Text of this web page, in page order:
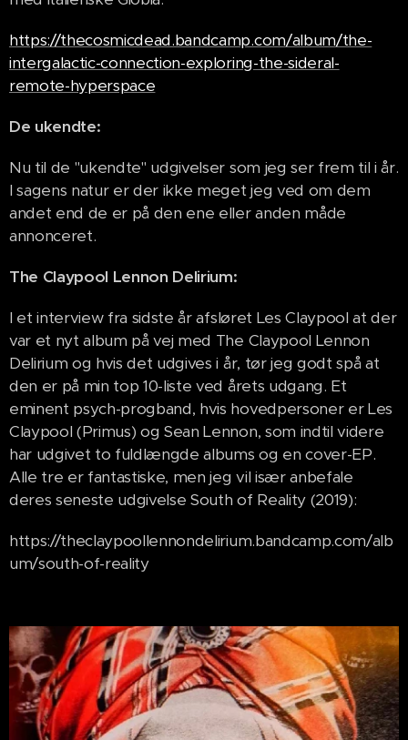
https://thecosmicdead.bandcamp.com/album/the-
intergalactic-connection-exploring-the-sideral-
remote-hyperspace
De ukendte:
Nu til de "ukendte" udgivelser som jeg ser frem til i år.
I sagens natur er der ikke meget jeg ved om dem
andet end de er på den ene eller anden måde
annonceret.
The Claypool Lennon Delirium:
I et interview fra sidste år afsløret Les Claypool at der
var et nyt album på vej med The Claypool Lennon
Delirium og hvis det udgives i år, tør jeg godt spå at
den er på min top 10-liste ved årets udgang. Et
eminent psych-progband, hvis hovedpersoner er Les
Claypool (Primus) og Sean Lennon, som indtil videre
har udgivet to fuldlængde albums og en cover-EP.
Alle tre er fantastiske, men jeg vil især anbefale
deres seneste udgivelse South of Reality (2019):
https://theclaypoollennondelirium.bandcamp.com/alb
um/south-of-reality